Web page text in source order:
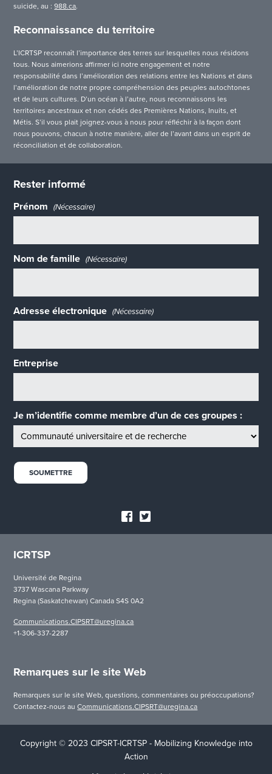
suicide, au :988.ca.
Reconnaissance du territoire
L’ICRTSP reconnaît l’importance des terres sur lesquelles nous résidons
tous. Nous aimerions affirmer ici notre engagement et notre
responsabilité dans l’amélioration des relations entre les Nations et dans
l’amélioration de notre propre compréhension des peuples autochtones
et de leurs cultures. D’un océan à l’autre, nous reconnaissons les
territoires ancestraux et non cédés des Premières Nations, Inuits, et
Métis. S’il vous plait joignez-vous à nous pour réfléchir à la façon dont
nous pouvons, chacun à notre manière, aller de l’avant dans un esprit de
réconciliation et de collaboration.
Rester informé
Prénom (Nécessaire)
Nom de famille (Nécessaire)
Adresse électronique (Nécessaire)
Entreprise
Je m’identifie comme membre d’un de ces groupes :
ICRTSP
Université de Regina
3737 Wascana Parkway
Regina (Saskatchewan) Canada S4S 0A2
Communications.CIPSRT@uregina.ca
+1-306-337-2287
Remarques sur le site Web
Remarques sur le site Web, questions, commentaires ou préoccupations?
Contactez-nous auCommunications.CIPSRT@uregina.ca
Copyright © 2023 CIPSRT-ICRTSP - Mobilizing Knowledge into
Action